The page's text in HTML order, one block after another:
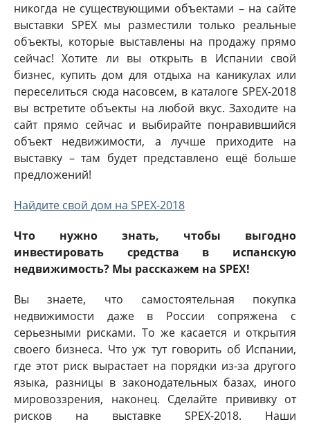
никогда не существующими объектами – на сайте
выставки SPEX мы разместили только реальные
объекты, которые выставлены на продажу прямо
сейчас! Хотите ли вы открыть в Испании свой
бизнес, купить дом для отдыха на каникулах или
переселиться сюда насовсем, в каталоге SPEX-2018
вы встретите объекты на любой вкус. Заходите на
сайт прямо сейчас и выбирайте понравившийся
объект недвижимости, а лучше приходите на
выставку – там будет представлено ещё больше
предложений!
Найдите свой дом на SPEX-2018
Что нужно знать, чтобы выгодно
инвестировать средства в испанскую
недвижимость? Мы расскажем на SPEX!
Вы знаете, что самостоятельная покупка
недвижимости даже в России сопряжена с
серьезными рисками. То же касается и открытия
своего бизнеса. Что уж тут говорить об Испании,
где этот риск вырастает на порядки из-за другого
языка, разницы в законодательных базах, иного
мировоззрения, наконец. Сделайте прививку от
рисков на выставке SPEX-2018. Наши